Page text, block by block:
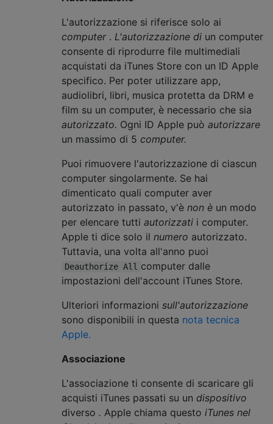
L'autorizzazione si riferisce solo ai
computer . L'autorizzazione di un computer
consente di riprodurre file multimediali
acquistati da iTunes Store con un ID Apple
specifico. Per poter utilizzare app,
audiolibri, libri, musica protetta da DRM e
film su un computer, è necessario che sia
autorizzato. Ogni ID Apple può autorizzare
un massimo di 5 computer.
Puoi rimuovere l'autorizzazione di ciascun
computer singolarmente. Se hai
dimenticato quali computer aver
autorizzato in passato, v'è non è un modo
per elencare tutti autorizzati i computer.
Apple ti dice solo il numero autorizzato.
Tuttavia, una volta all'anno puoi
Deauthorize All computer dalle
impostazioni dell'account iTunes Store.
Ulteriori informazioni sull'autorizzazione
sono disponibili in questa nota tecnica
Apple.
Associazione
L'associazione ti consente di scaricare gli
acquisti iTunes passati su un dispositivo
diverso . Apple chiama questo iTunes nel